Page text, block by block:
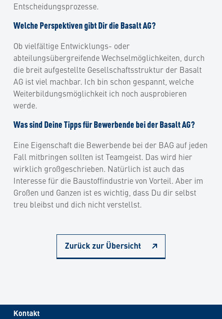
Entscheidungsprozesse.
Welche Perspektiven gibt Dir die Basalt AG?
Ob vielfältige Entwicklungs- oder
abteilungsübergreifende Wechselmöglichkeiten, durch
die breit aufgestellte Gesellschaftsstruktur der Basalt
AG ist viel machbar. Ich bin schon gespannt, welche
Weiterbildungsmöglichkeit ich noch ausprobieren
werde.
Was sind Deine Tipps für Bewerbende bei der Basalt AG?
Eine Eigenschaft die Bewerbende bei der BAG auf jeden
Fall mitbringen sollten ist Teamgeist. Das wird hier
wirklich großgeschrieben. Natürlich ist auch das
Interesse für die Baustoffindustrie von Vorteil. Aber im
Großen und Ganzen ist es wichtig, dass Du dir selbst
treu bleibst und dich nicht verstellst.
Zurück zur Übersicht
Kontakt